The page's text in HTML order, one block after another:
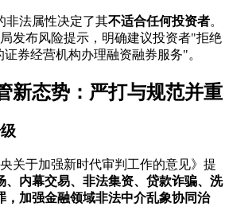
非法属性决定了其不适合任何投资者。
发布风险提示，明确建议投资者"拒绝
券经营机构办理融资融券服务"。
新态势：严打与规范并重
关于加强新时代审判工作的意见》提
、内幕交易、非法集资、贷款诈骗、洗
，加强金融领域非法中介乱象协同治